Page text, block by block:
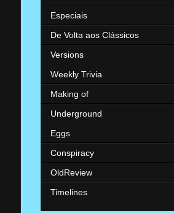
Especiais
De Volta aos Clássicos
Versions
Weekly Trivia
Making of
Underground
Eggs
Conspiracy
OldReview
Timelines